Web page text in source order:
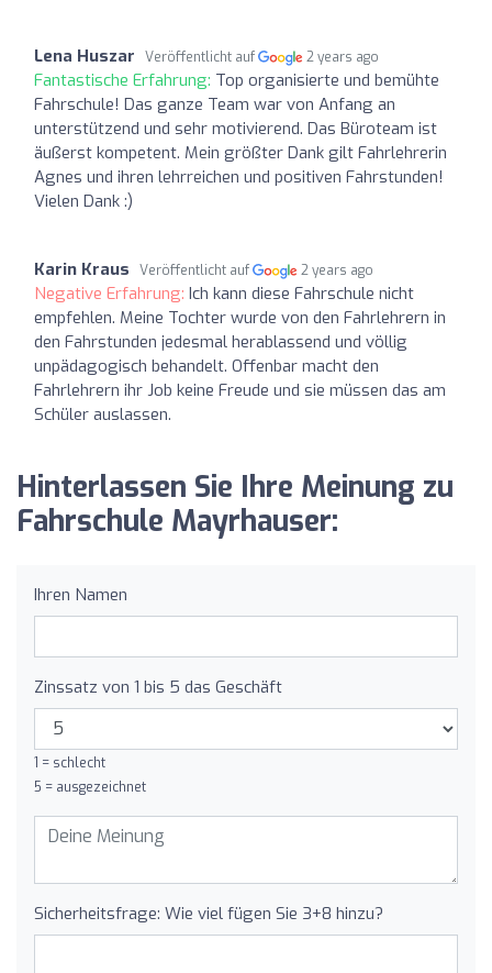
Lena Huszar Veröffentlicht auf 2 years ago
Fantastische Erfahrung: Top organisierte und bemühte
Fahrschule! Das ganze Team war von Anfang an
unterstützend und sehr motivierend. Das Büroteam ist
äußerst kompetent. Mein größter Dank gilt Fahrlehrerin
Agnes und ihren lehrreichen und positiven Fahrstunden!
Vielen Dank :)
Karin Kraus Veröffentlicht auf 2 years ago
Negative Erfahrung: Ich kann diese Fahrschule nicht
empfehlen. Meine Tochter wurde von den Fahrlehrern in
den Fahrstunden jedesmal herablassend und völlig
unpädagogisch behandelt. Offenbar macht den
Fahrlehrern ihr Job keine Freude und sie müssen das am
Schüler auslassen.
Hinterlassen Sie Ihre Meinung zu
Fahrschule Mayrhauser:
Ihren Namen
Zinssatz von 1 bis 5 das Geschäft
1 = schlecht
5 = ausgezeichnet
Sicherheitsfrage: Wie viel fügen Sie 3+8 hinzu?